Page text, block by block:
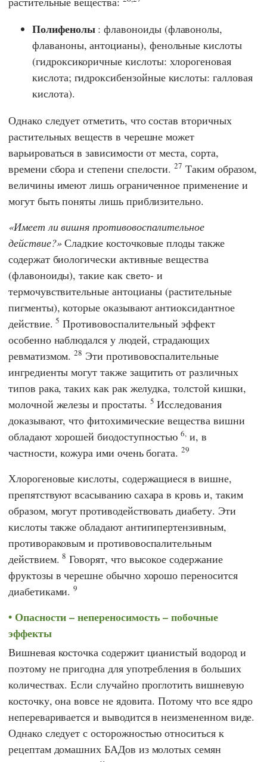
Полифенолы: флавоноиды (флавонолы,
флаваноны, антоцианы), фенольные кислоты
(гидроксикоричные кислоты: хлорогеновая
кислота; гидроксибензойные кислоты: галловая
кислота).
Однако следует отметить, что состав вторичных
растительных веществ в черешне может
варьироваться в зависимости от места, сорта,
времени сбора и степени спелости.27 Таким образом,
величины имеют лишь ограниченное применение и
могут быть поняты лишь приблизительно.
Имеет ли вишня противовоспалительное
действие? Сладкие косточковые плоды также
содержат биологически активные вещества
(флавоноиды), такие как свето- и
термочувствительные антоцианы (растительные
пигменты), которые оказывают антиоксидантное
действие.5 Противовоспалительный эффект
особенно наблюдался у людей, страдающих
ревматизмом.28 Эти противовоспалительные
ингредиенты могут также защитить от различных
типов рака, таких как рак желудка, толстой кишки,
молочной железы и простаты. 5 Исследования
доказывают, что фитохимические вещества вишни
обладают хорошей биодоступностью6, и, в
частности, кожура ими очень богата.29
Хлорогеновые кислоты, содержащиеся в вишне,
препятствуют всасыванию сахара в кровь и, таким
образом, могут противодействовать диабету. Эти
кислоты также обладают антигипертензивным,
противораковым и противовоспалительным
действием.8 Говорят, что высокое содержание
фруктозы в черешне обычно хорошо переносится
диабетиками.9
Опасности – непереносимость – побочные
эффекты
Вишневая косточка содержит цианистый водород и
поэтому не пригодна для употребления в больших
количествах. Если случайно проглотить вишневую
косточку, она вовсе не ядовита. Потому что все ядро
непереваривается и выводится в неизмененном виде.
Однако следует с осторожностью относиться к
рецептам домашних БАДов из молотых семян